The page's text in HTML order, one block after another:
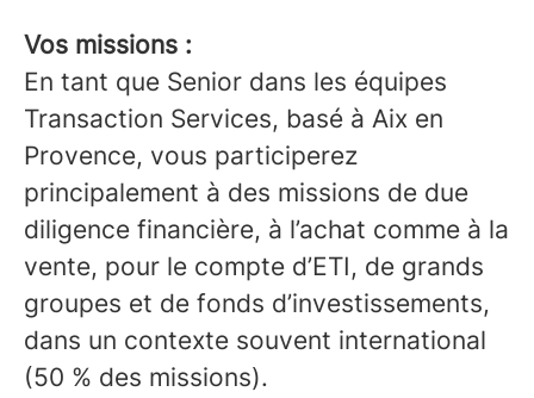
Vos missions :
En tant que Senior dans les équipes
Transaction Services, basé à Aix en
Provence, vous participerez
principalement à des missions de due
diligence financière, à l’achat comme à la
vente, pour le compte d’ETI, de grands
groupes et de fonds d’investissements,
dans un contexte souvent international
(50 % des missions).